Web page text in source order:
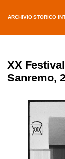
ARCHIVIO STORICO
XX
Sanremo,